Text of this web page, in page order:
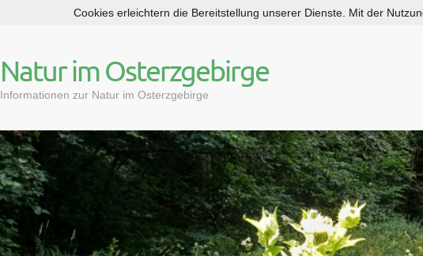
p
t
c
o
n
t
e
n
t
Natur im Osterzgebirge
Informationen zur Natur im Osterzgebirge
Cookies erleichtern die Bereitstellung unserer Dienste. Mit der